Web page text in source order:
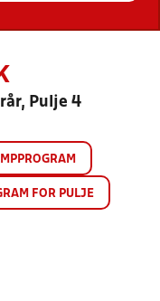
Pulje 4
FOR PULJE